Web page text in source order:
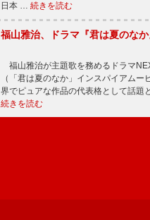
日本 … 続きを読む
福山雅治、ドラマ『君は夏のな
福山雅治が主題歌を務めるドラマ
（「君は夏のなか」インスパイアム
界でピュアな作品の代表格として話
続きを読む